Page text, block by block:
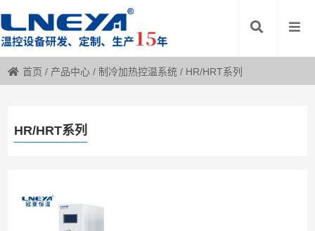
首页 / 产品中心 /制冷加热控温系统 / HR/HRT系列
HR/HRT系列